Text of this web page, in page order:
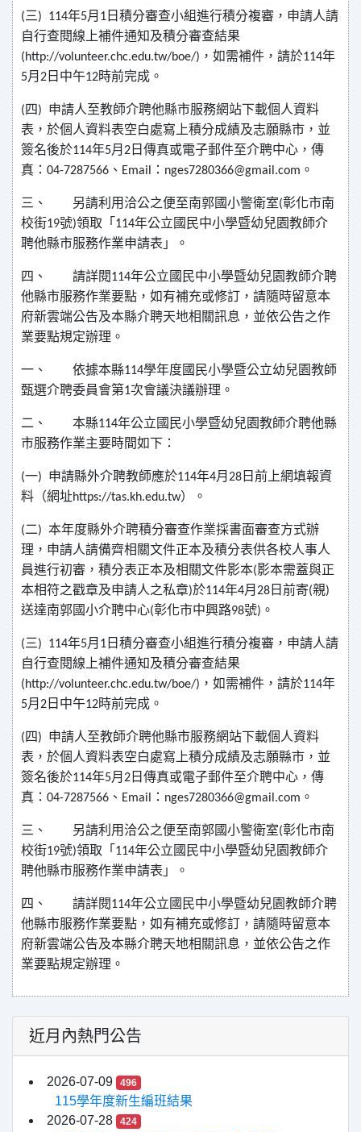
(三) 114年5月 1 日積分審查小組進行積分複審，申請人請
自行查閱線上補件通知及積分審查結果
(http://volunteer.chc.edu.tw/boe/) ，如需補件，請於114年
5月 2 日中午12時前完成。
(四) 申請人至教師介聘他縣市服務網站下載個人資料
表，於個人資料表空白處寫上積分成績及志願縣市，並
簽名後於114年5月 2 日傳真或電子郵件至介聘中心，傳
真： 04-7287566 、 Email ： nges7280366@gmail.com 。
三、 另請利用洽公之便至南郭國小警衛室(彰化市南
校街19號)領取「 114年公立國民中小學暨幼兒園教師介
聘他縣市服務作業申請表」。
四、 請詳閱114年公立國民中小學暨幼兒園教師介聘
他縣市服務作業要點，如有補充或修訂，請隨時留意本
府新雲端公告及本縣介聘天地相關訊息，並依公告之作
業要點規定辦理。
一、 依據本縣114學年度國民小學暨公立幼兒園教師
甄選介聘委員會第1次會議決議辦理。
二、 本縣114年公立國民小學暨幼兒園教師介聘他縣
市服務作業主要時間如下：
(一) 申請縣外介聘教師應於114年4月 28 日前上網填報資
料（網址https://tas.kh.edu.tw）。
(二) 本年度縣外介聘積分審查作業採書面審查方式辦
理，申請人請備齊相關文件正本及積分表供各校人事人
員進行初審，積分表正本及相關文件影本(影本需蓋與正
本相符之戳章及申請人之私章)於114年4月 28 日前寄(親)
送達南郭國小介聘中心(彰化市中興路98號) 。
(三) 114年5月 1 日積分審查小組進行積分複審，申請人請
自行查閱線上補件通知及積分審查結果
(http://volunteer.chc.edu.tw/boe/) ，如需補件，請於114年
5月 2 日中午12時前完成。
(四) 申請人至教師介聘他縣市服務網站下載個人資料
表，於個人資料表空白處寫上積分成績及志願縣市，並
簽名後於114年5月 2 日傳真或電子郵件至介聘中心，傳
真： 04-7287566 、 Email ： nges7280366@gmail.com 。
三、 另請利用洽公之便至南郭國小警衛室(彰化市南
校街19號)領取「 114年公立國民中小學暨幼兒園教師介
聘他縣市服務作業申請表」。
四、 請詳閱114年公立國民中小學暨幼兒園教師介聘
他縣市服務作業要點，如有補充或修訂，請隨時留意本
府新雲端公告及本縣介聘天地相關訊息，並依公告之作
業要點規定辦理。
近月內熱門公告
2026-07-09 496
115學年度新生編班結果
2026-07-28
424